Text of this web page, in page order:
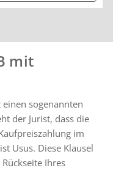
kann ihre
mit
sogenannten
der Jurist, dass die
im
Usus. Diese Klausel
Ihres